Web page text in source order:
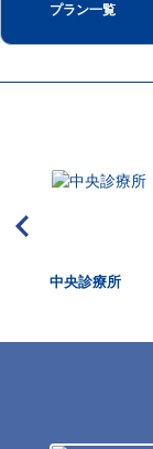
プラン一覧
中央診療所